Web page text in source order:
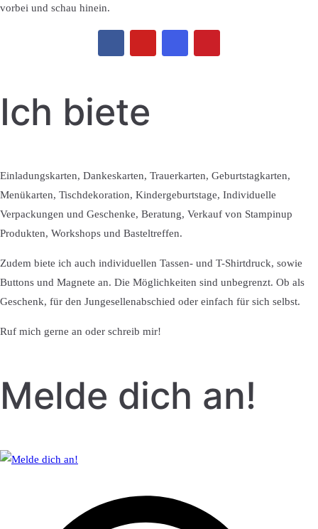
vorbei und schau hinein.
Ich biete
Einladungskarten, Dankeskarten, Trauerkarten, Geburtstagkarten,
Menükarten, Tischdekoration, Kindergeburtstage, Individuelle
Verpackungen und Geschenke, Beratung, Verkauf von Stampinup
Produkten, Workshops und Basteltreffen.
Zudem biete ich auch individuellen Tassen- und T-Shirtdruck, sowie
Buttons und Magnete an. Die Möglichkeiten sind unbegrenzt. Ob als
Geschenk, für den Jungesellenabschied oder einfach für sich selbst.
Ruf mich gerne an oder schreib mir!
Melde dich an!